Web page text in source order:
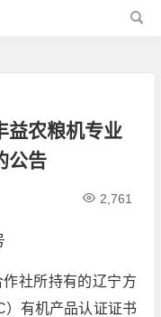
益农粮机专业
公告
2,761
社所持有的辽宁方
）有机产品认证证书